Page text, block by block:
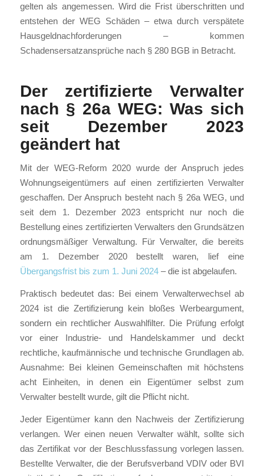
gelten als angemessen. Wird die Frist überschritten und
entstehen der WEG Schäden – etwa durch verspätete
Hausgeldnachforderungen – kommen
Schadensersatzansprüche nach § 280 BGB in Betracht.
Der zertifizierte Verwalter
nach § 26a WEG: Was sich
seit Dezember 2023
geändert hat
Mit der WEG-Reform 2020 wurde der Anspruch jedes
Wohnungseigentümers auf einen zertifizierten Verwalter
geschaffen. Der Anspruch besteht nach § 26a WEG, und
seit dem 1. Dezember 2023 entspricht nur noch die
Bestellung eines zertifizierten Verwalters den Grundsätzen
ordnungsmäßiger Verwaltung. Für Verwalter, die bereits
am 1. Dezember 2020 bestellt waren, lief eine
Übergangsfrist bis zum 1. Juni 2024– die ist abgelaufen.
Praktisch bedeutet das: Bei einem Verwalterwechsel ab
2024 ist die Zertifizierung kein bloßes Werbeargument,
sondern ein rechtlicher Auswahlfilter. Die Prüfung erfolgt
vor einer Industrie- und Handelskammer und deckt
rechtliche, kaufmännische und technische Grundlagen ab.
Ausnahme: Bei kleinen Gemeinschaften mit höchstens
acht Einheiten, in denen ein Eigentümer selbst zum
Verwalter bestellt wurde, gilt die Pflicht nicht.
Jeder Eigentümer kann den Nachweis der Zertifizierung
verlangen. Wer einen neuen Verwalter wählt, sollte sich
das Zertifikat vor der Beschlussfassung vorlegen lassen.
Bestellte Verwalter, die der Berufsverband VDIV oder BVI